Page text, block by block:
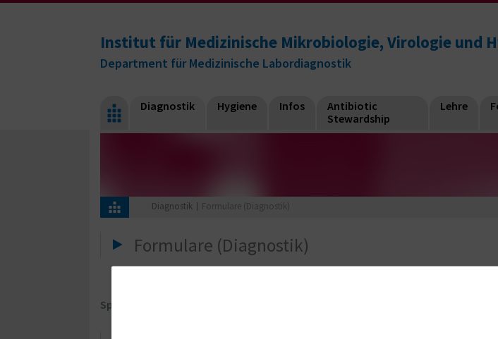
Institut für Medizinische Mikrobiologie, Virologie und
Department für Medizinische Labordiagnostik
Diagnostik Hygiene Infos
Antibiotic
Stewardship
Lehre
Diagnostik Formulare (Diagnostik)
Formulare (Diagnostik)
Spezielle Formulare